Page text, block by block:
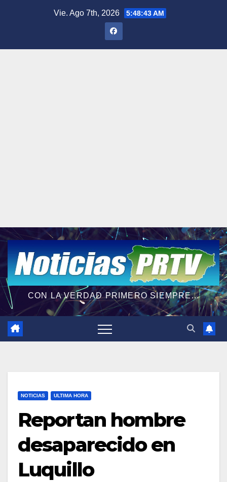
Vie. Ago 7th, 2026 5:48:44 AM
CON LA VERDAD PRIMERO SIEMPRE...
NOTICIAS ULTIMA HORA
Reportan hombre
desaparecido en
Luquillo